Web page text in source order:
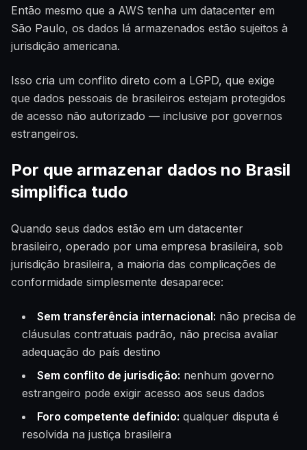
Então mesmo que a AWS tenha um datacenter em
São Paulo, os dados lá armazenados estão sujeitos à
jurisdição americana.
Isso cria um conflito direto com a LGPD, que exige
que dados pessoais de brasileiros estejam protegidos
de acesso não autorizado — inclusive por governos
estrangeiros.
Por que armazenar dados no Brasil
simplifica tudo
Quando seus dados estão em um datacenter
brasileiro, operado por uma empresa brasileira, sob
jurisdição brasileira, a maioria das complicações de
conformidade simplesmente desaparece:
Sem transferência internacional: não precisa de
cláusulas contratuais padrão, não precisa avaliar
adequação do país destino
Sem conflito de jurisdição: nenhum governo
estrangeiro pode exigir acesso aos seus dados
Foro competente definido: qualquer disputa é
resolvida na justiça brasileira